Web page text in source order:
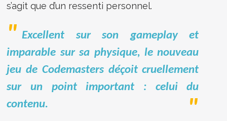
s’agit que d’un ressenti personnel.
Excellent sur son gameplay et
imparable sur sa physique, le nouveau
jeu de Codemasters déçoit cruellement
sur un point important : celui du
contenu.